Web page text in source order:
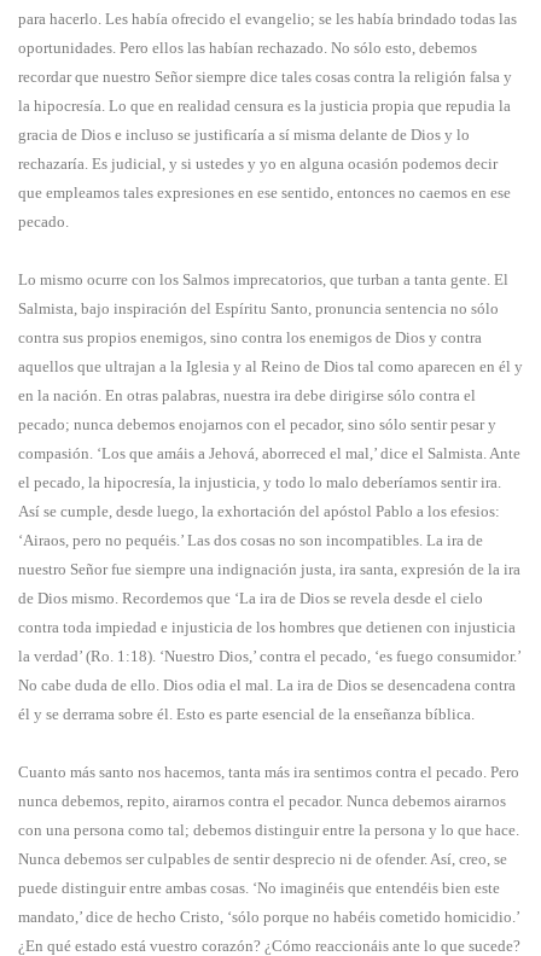
para hacerlo. Les había ofrecido el evangelio; se les había brindado todas las
oportunidades. Pero ellos las habían rechazado. No sólo esto, debemos
recordar que nuestro Señor siempre dice tales cosas contra la religión falsa y
la hipocresía. Lo que en realidad censura es la justicia propia que repudia la
gracia de Dios e incluso se justificaría a sí misma delante de Dios y lo
rechazaría. Es judicial, y si ustedes y yo en alguna ocasión podemos decir
que empleamos tales expresiones en ese sentido, entonces no caemos en ese
pecado.
Lo mismo ocurre con los Salmos imprecatorios, que turban a tanta gente. El
Salmista, bajo inspiración del Espíritu Santo, pronuncia sentencia no sólo
contra sus propios enemigos, sino contra los enemigos de Dios y contra
aquellos que ultrajan a la Iglesia y al Reino de Dios tal como aparecen en él y
en la nación. En otras palabras, nuestra ira debe dirigirse sólo contra el
pecado; nunca debemos enojarnos con el pecador, sino sólo sentir pesar y
compasión. ‘Los que amáis a Jehová, aborreced el mal,’ dice el Salmista. Ante
el pecado, la hipocresía, la injusticia, y todo lo malo deberíamos sentir ira.
Así se cumple, desde luego, la exhortación del apóstol Pablo a los efesios:
‘Airaos, pero no pequéis.’ Las dos cosas no son incompatibles. La ira de
nuestro Señor fue siempre una indignación justa, ira santa, expresión de la ira
de Dios mismo. Recordemos que ‘La ira de Dios se revela desde el cielo
contra toda impiedad e injusticia de los hombres que detienen con injusticia
la verdad’ (Ro. 1:18). ‘Nuestro Dios,’ contra el pecado, ‘es fuego consumidor.’
No cabe duda de ello. Dios odia el mal. La ira de Dios se desencadena contra
él y se derrama sobre él. Esto es parte esencial de la enseñanza bíblica.
Cuanto más santo nos hacemos, tanta más ira sentimos contra el pecado. Pero
nunca debemos, repito, airarnos contra el pecador. Nunca debemos airarnos
con una persona como tal; debemos distinguir entre la persona y lo que hace.
Nunca debemos ser culpables de sentir desprecio ni de ofender. Así, creo, se
puede distinguir entre ambas cosas. ‘No imaginéis que entendéis bien este
mandato,’ dice de hecho Cristo, ‘sólo porque no habéis cometido homicidio.’
¿En qué estado está vuestro corazón? ¿Cómo reaccionáis ante lo que sucede?